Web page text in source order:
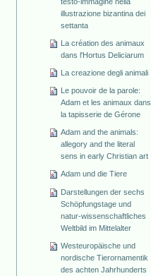
illustrazione bizantina dei
settanta
La création des animaux
dans l'Hortus Deliciarum
La creazione degli animali
Le pouvoir de la parole:
Adam et les animaux dans
la tapisserie de Gérone
Adam and the animals:
allegory and the literal
sens in early Christian art
Adam und die Tiere
Darstellungen der sechs
Schöpfungstage und
natur-wissenschaftliches
Weltbild im Mittelalter
Westeuropäische und
nordische Tierornamentik
des achten Jahrhunderts